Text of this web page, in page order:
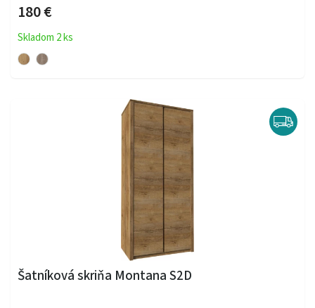
180 €
Skladom 2 ks
Šatníková skriňa Montana S2D